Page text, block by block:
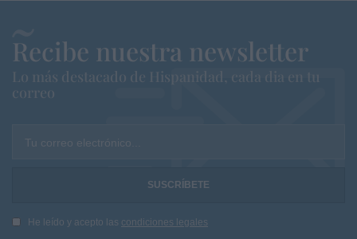
Recibe nuestra newsletter
Lo más destacado de Hispanidad, cada dia en tu
correo
Tu correo electrónico...
He leído y acepto las condiciones legales